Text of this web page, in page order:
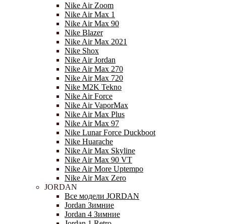
Nike Air Zoom
Nike Air Max 1
Nike Air Max 90
Nike Blazer
Nike Air Max 2021
Nike Shox
Nike Air Jordan
Nike Air Max 270
Nike Air Max 720
Nike M2K Tekno
Nike Air Force
Nike Air VaporMax
Nike Air Max Plus
Nike Air Max 97
Nike Lunar Force Duckboot
Nike Huarache
Nike Air Max Skyline
Nike Air Max 90 VT
Nike Air More Uptempo
Nike Air Max Zero
JORDAN
Все модели JORDAN
Jordan Зимние
Jordan 4 Зимние